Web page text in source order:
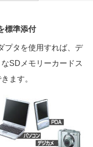
標準添付
プタを使用すれば、デ
SDメモリーカードス
ます。